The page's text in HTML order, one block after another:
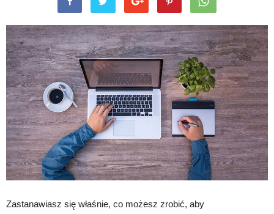
Zastanawiasz się właśnie, co możesz zrobić, aby